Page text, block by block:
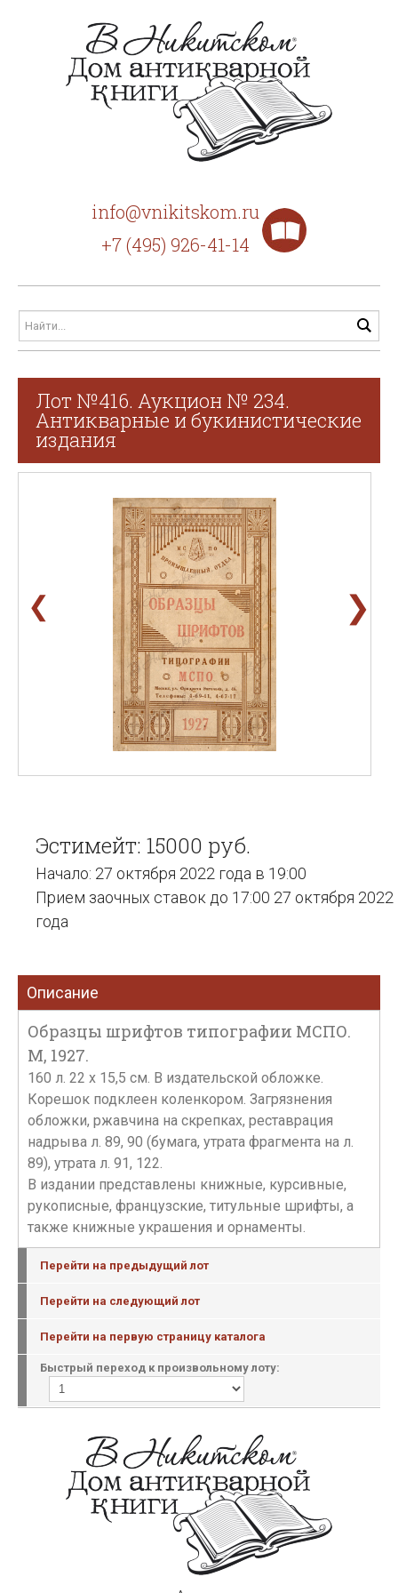
info@vnikitskom.ru
+7 (495) 926-41-14
Лот №416. Аукцион № 234.
Антикварные и букинистические
издания
❮ ❯
Эстимейт: 15000 руб.
Начало: 27 октября 2022 года в 19:00
Прием заочных ставок до 17:00 27 октября 2022
года
Описание
Образцы шрифтов типографии МСПО.
М, 1927.
160 л. 22 х 15,5 см. В издательской обложке.
Корешок подклеен коленкором. Загрязнения
обложки, ржавчина на скрепках, реставрация
надрыва л. 89, 90 (бумага, утрата фрагмента на л.
89), утрата л. 91, 122.
В издании представлены книжные, курсивные,
рукописные, французские, титульные шрифты, а
также книжные украшения и орнаменты.
Перейти на предыдущий лот
Перейти на следующий лот
Перейти на первую страницу каталога
Быстрый переход к произвольному лоту: